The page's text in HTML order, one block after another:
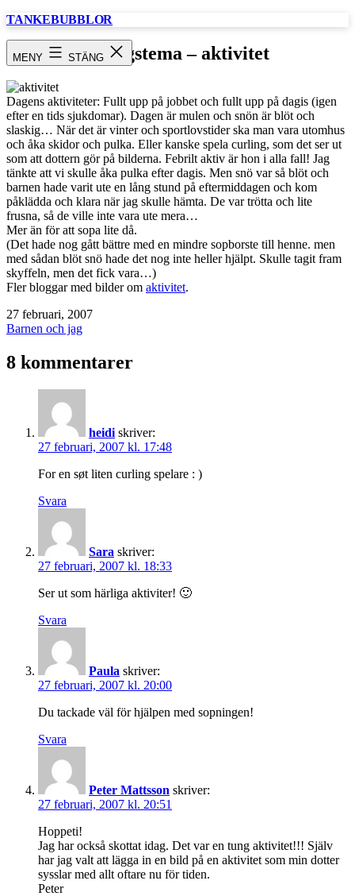
Hoppa
TANKEBUBBLOR
MENY STÄNGtisdagstema – aktivitet
Dagens aktiviteter: Fullt upp på jobbet och fullt upp på dagis (igen
efter en tids sjukdomar). Dagen är mulen och snön är blöt och
slaskig… När det är vinter och sportlovstider ska man vara utomhus
och åka skidor och pulka. Eller kanske spela curling, som det ser ut
som att dottern gör på bilderna. Febrilt aktiv är hon i alla fall! Jag
tänkte att vi skulle åka pulka efter dagis. Men snö var så blöt och
barnen hade varit ute en lång stund på eftermiddagen och kom
påklädda och klara när jag skulle hämta. De var trötta och lite
frusna, så de ville inte vara ute mera…
Mer än för att sopa lite då.
(Det hade nog gått bättre med en mindre sopborste till henne. men
med sådan blöt snö hade det nog inte heller hjälpt. Skulle tagit fram
skyffeln, men det fick vara…)
Fler bloggar med bilder om aktivitet.
Publicerat
den
27 februari, 2007
Kategoriserat
Barnen och jag
8 kommentarer
heidi skriver:
27 februari, 2007 kl. 17:48
For en søt liten curling spelare : )
Svara
Sara skriver:
27 februari, 2007 kl. 18:33
Ser ut som härliga aktiviter! 🙂
Svara
Paula skriver:
27 februari, 2007 kl. 20:00
Du tackade väl för hjälpen med sopningen!
Svara
Peter Mattsson skriver:
27 februari, 2007 kl. 20:51
Hoppeti!
Jag har också skottat idag. Det var en tung aktivitet!!! Själv
har jag valt att lägga in en bild på en aktivitet som min dotter
sysslar med allt oftare nu för tiden.
Peter